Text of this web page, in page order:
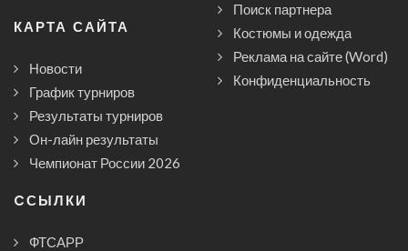
КАРТА САЙТА
Новости
График турниров
Результаты турниров
Он-лайн результаты
Чемпионат России 2026
Поиск партнера
Костюмы и одежда
Реклама на сайте (Word)
Конфиденциальность
CСЫЛКИ
ФТСАРР